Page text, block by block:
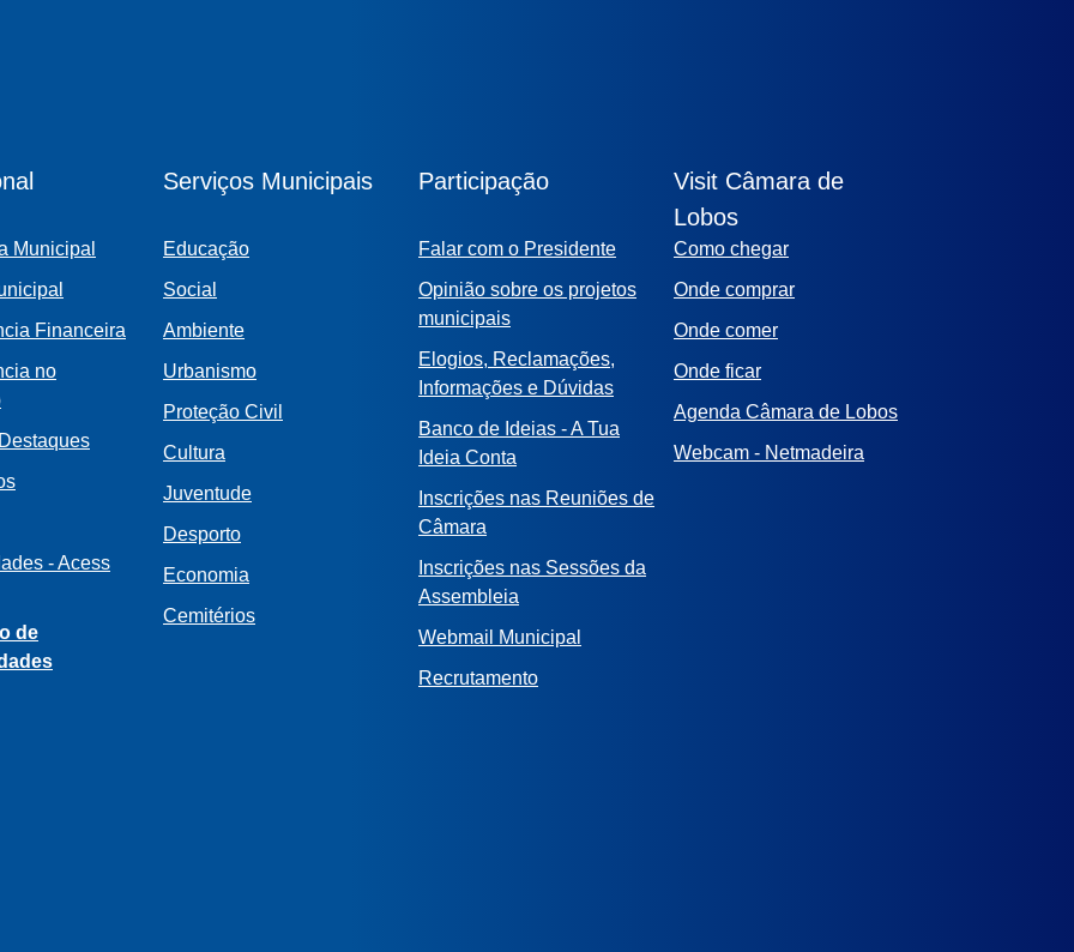
Municipal
Financeira
no
- Acess
de
Serviços Municipais
Educação
Social
Ambiente
Urbanismo
Proteção Civil
Cultura
Juventude
Desporto
Economia
Cemitérios
Participação
Falar com o Presidente
Opinião sobre os projetos
municipais
Elogios, Reclamações,
Informações e Dúvidas
Banco de Ideias - A Tua
Ideia Conta
Inscrições nas Reuniões de
Câmara
Inscrições nas Sessões da
Assembleia
Webmail Municipal
Recrutamento
Visit Câmara de
Lobos
Como chegar
Onde comprar
Onde comer
Onde ficar
Agenda Câmara de Lobos
Webcam - Netmadeira